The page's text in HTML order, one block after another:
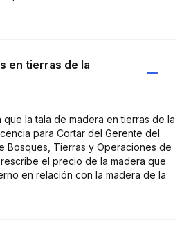
en tierras de la
que la tala de madera en tierras de la
para Cortar del Gerente del
Bosques, Tierras y Operaciones de
el precio de la madera que
en relación con la madera de la